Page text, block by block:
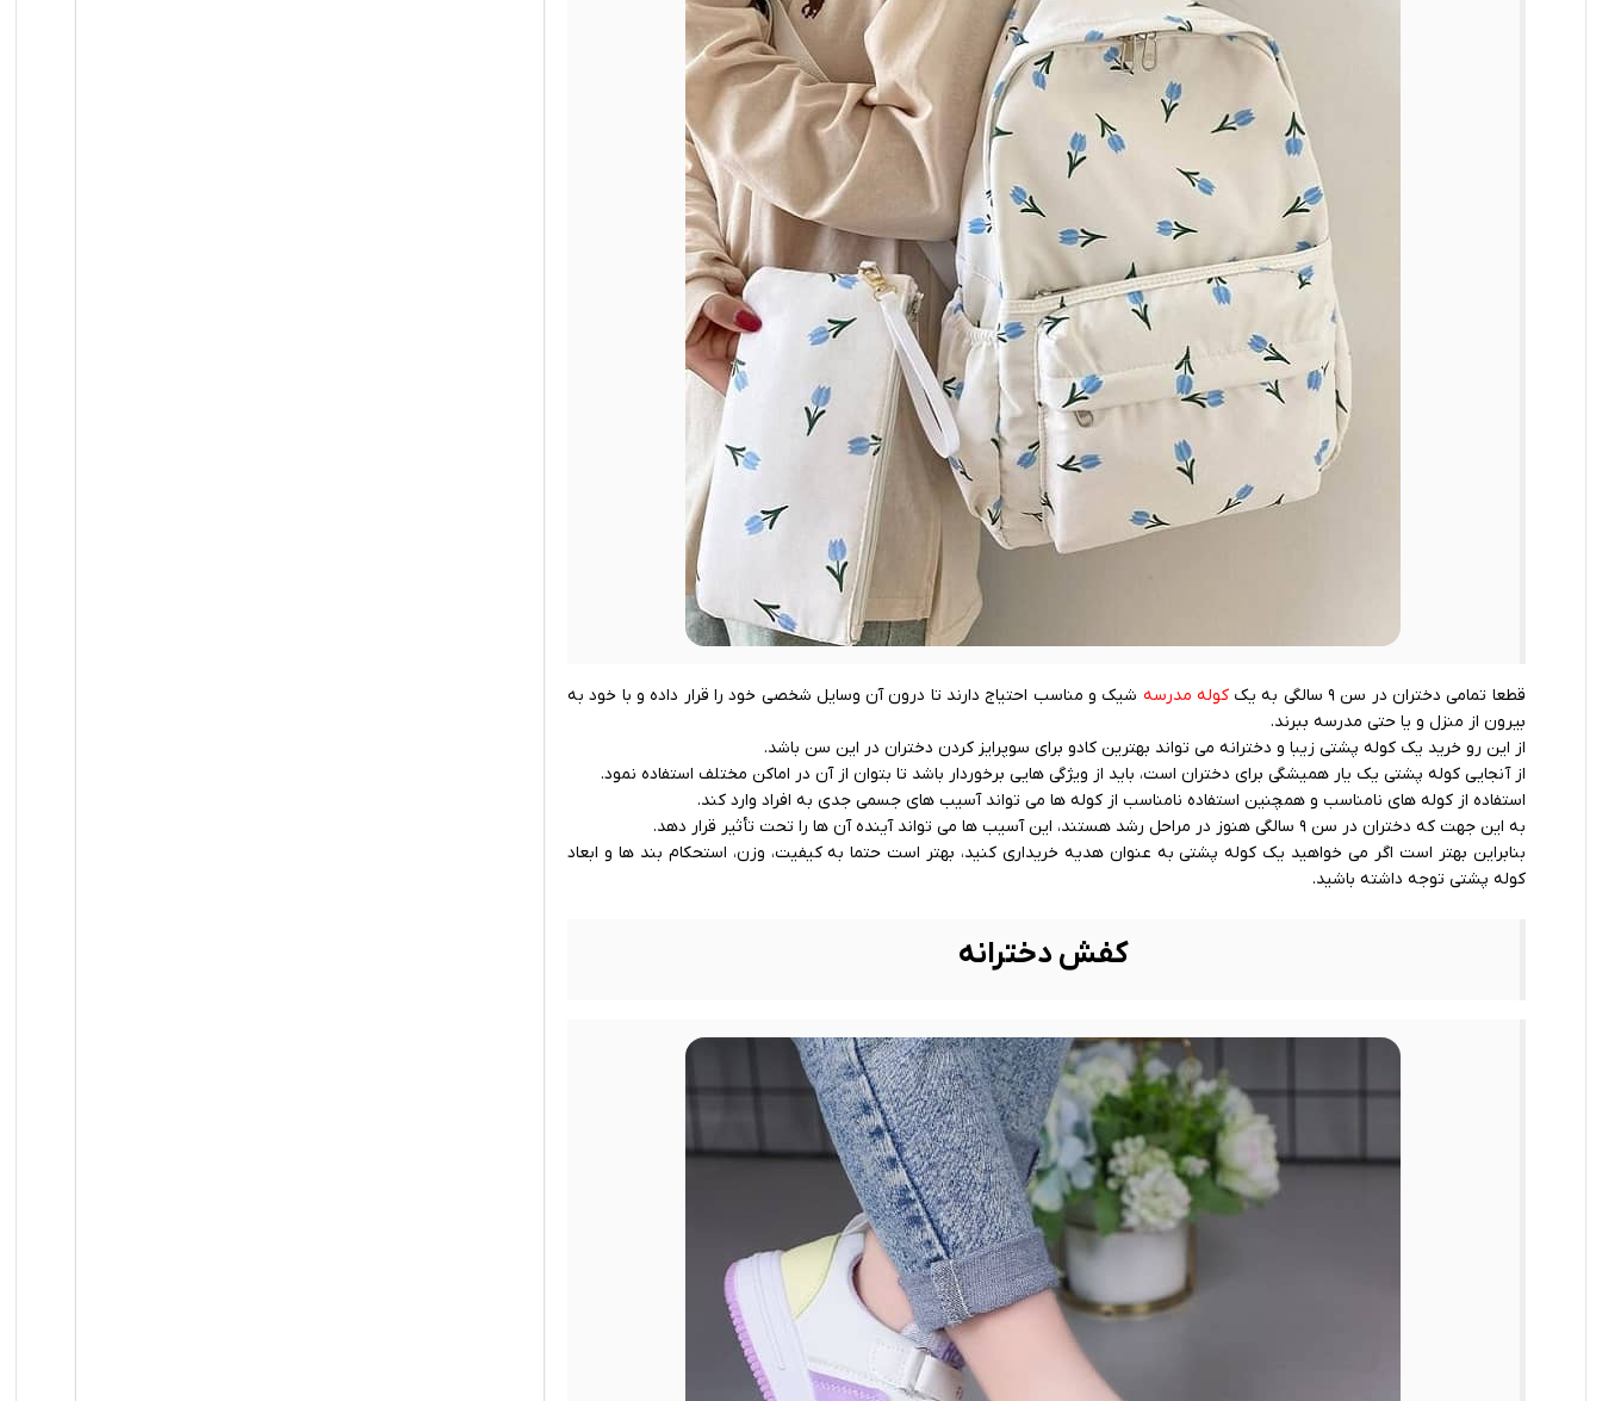
قطعا تمامی دختران در سن ۹ سالگی به یک کوله مدرسه شیک و مناسب احتیاج دارند تا درون آن وسایل شخصی خود را قرار داده و با خود به
بیرون از منزل و یا حتی مدرسه ببرند.
از این رو خرید یک کوله پشتی زیبا و دخترانه می تواند بهترین کادو برای سوپرایز کردن دختران در این سن باشد.
از آنجایی کوله پشتی یک یار همیشگی برای دختران است، باید از ویژگی‌ هایی برخوردار باشد تا بتوان از آن در اماکن مختلف استفاده نمود.
استفاده از کوله‌ های نامناسب و همچنین استفاده نامناسب از کوله‌ ها می‌ تواند آسیب‌ های جسمی جدی به افراد وارد کند.
به این جهت که دختران در سن ۹ سالگی هنوز در مراحل رشد هستند، این آسیب‌ ها می‌ تواند آینده آن ها را تحت تأثیر قرار دهد.
بنابراین بهتر است اگر می خواهید یک کوله پشتی به عنوان هدیه خریداری کنید، بهتر است حتما به کیفیت، وزن، استحکام بند ها و ابعاد
کوله پشتی توجه داشته باشید.
کفش دخترانه